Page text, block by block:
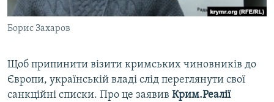
ІНФОГРАФІКА
ДОЛУЧАЙСЯ!
Усі сайти RFE/RL
Борис Захаров
Щоб припинити візити кримських чиновників до
Європи, українській владі слід переглянути свої
санкційні списки. Про це заявив Крим.Реалії